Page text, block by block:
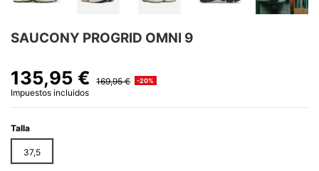
SAUCONY PROGRID OMNI 9
135,95 € 169,95 € -20%
Impuestos incluidos
Talla
37,5